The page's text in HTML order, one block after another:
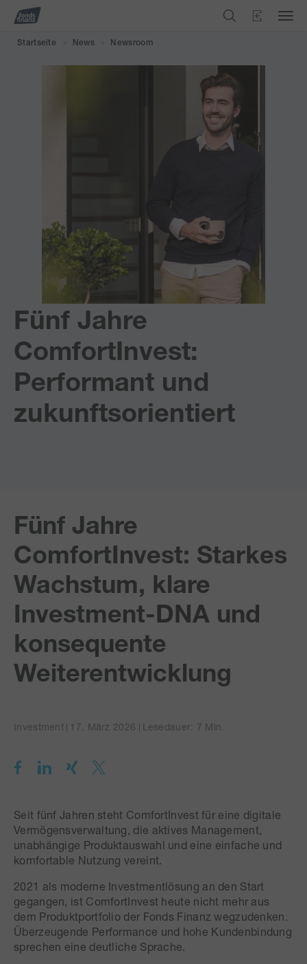
Startseite News Newsroom
Fünf Jahre
ComfortInvest:
Performant und
zukunftsorientiert
Fünf Jahre
ComfortInvest: Starkes
Wachstum, klare
Investment-DNA und
konsequente
Weiterentwicklung
Investment 17. März 2026 Lesedauer: 7 Min.
Seit fünf Jahren steht ComfortInvest für eine digitale
Vermögensverwaltung, die aktives Management,
unabhängige Produktauswahl und eine einfache und
komfortable Nutzung vereint.
2021 als moderne Investmentlösung an den Start
gegangen, ist ComfortInvest heute nicht mehr aus
dem Produktportfolio der Fonds Finanz wegzudenken.
Überzeugende Performance und hohe Kundenbindung
sprechen eine deutliche Sprache.